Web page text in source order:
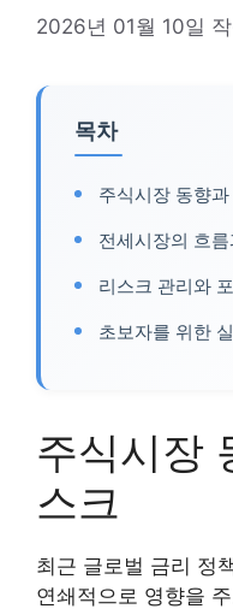
2026년 01월 10일
목차
주식시장 동향
전세시장의 흐
리스크 관리와
초보자를 위한
주식시장
스크
최근 글로벌 금리 정
연쇄적으로 영향을